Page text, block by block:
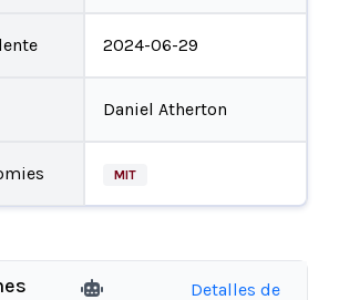
2024-06-29
Daniel Atherton
MIT
Detalles de